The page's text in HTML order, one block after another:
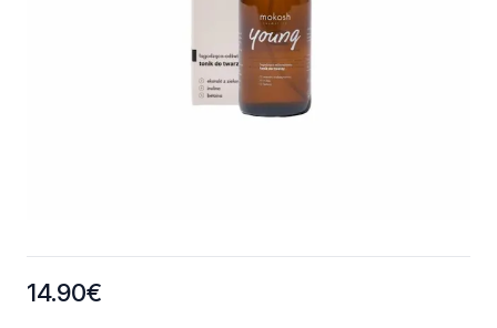
Product information
14.90€